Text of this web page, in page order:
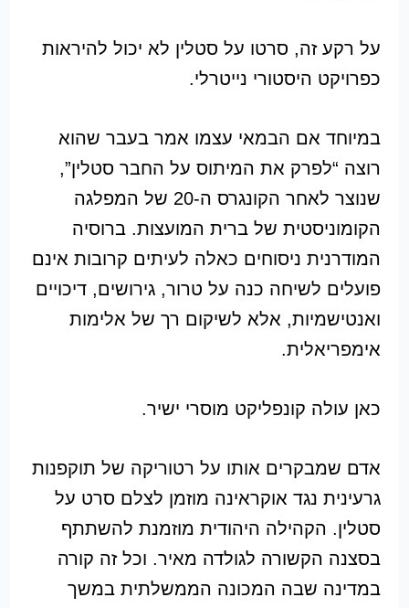
על רקע זה, סרטו על סטלין לא יכול להיראות
כפרויקט היסטורי נייטרלי.
במיוחד אם הבמאי עצמו אמר בעבר שהוא
רוצה “לפרק את המיתוס על החבר סטלין”,
שנוצר לאחר הקונגרס ה-20 של המפלגה
הקומוניסטית של ברית המועצות. ברוסיה
המודרנית ניסוחים כאלה לעיתים קרובות אינם
פועלים לשיחה כנה על טרור, גירושים, דיכויים
ואנטישמיות, אלא לשיקום רך של אלימות
אימפריאלית.
כאן עולה קונפליקט מוסרי ישיר.
אדם שמבקרים אותו על רטוריקה של תוקפנות
גרעינית נגד אוקראינה מוזמן לצלם סרט על
סטלין. הקהילה היהודית מוזמנת להשתתף
בסצנה הקשורה לגולדה מאיר. וכל זה קורה
במדינה שבה המכונה הממשלתית במשך